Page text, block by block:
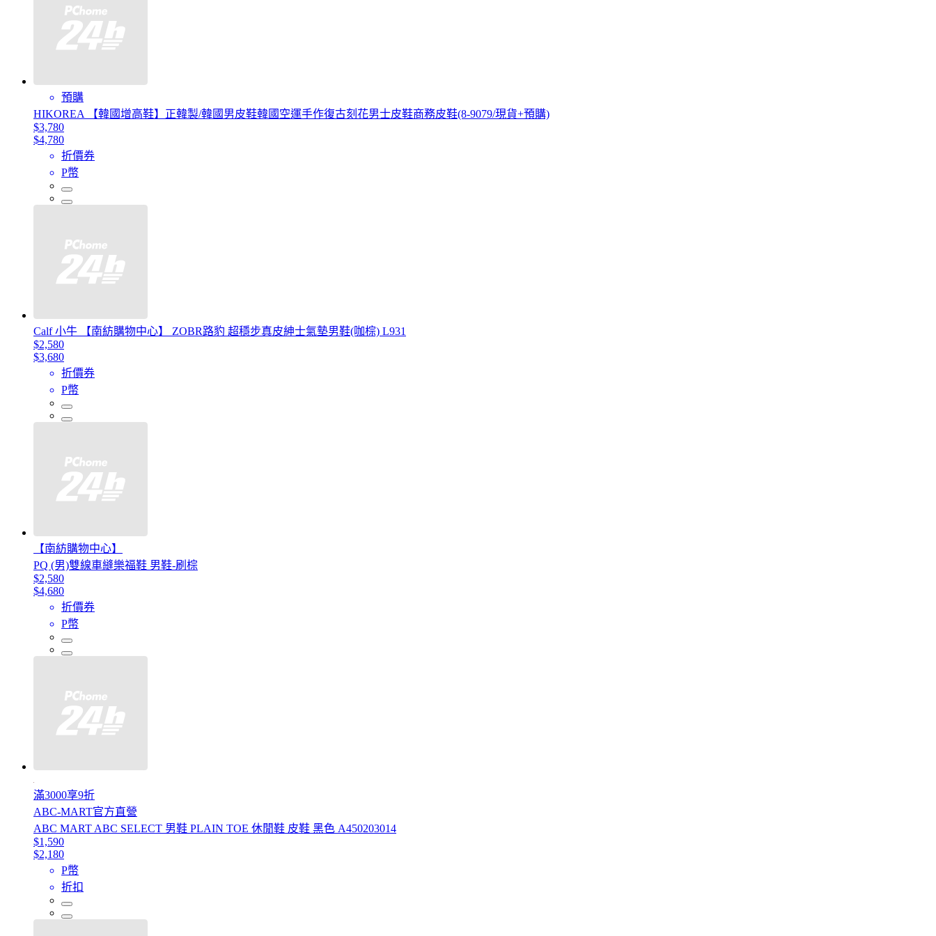
預購
HIKOREA 【韓國增高鞋】正韓製/韓國男皮鞋韓國空運手作復古刻花男士皮鞋商務皮鞋(8-9079/現貨+預購)
$3,780
$4,780
折價券
P幣
Calf 小牛 【南紡購物中心】 ZOBR路豹 超穩步真皮紳士氣墊男鞋(咖棕) L931
$2,580
$3,680
折價券
P幣
【南紡購物中心】
PQ (男)雙線車縫樂福鞋 男鞋-刷棕
$2,580
$4,680
折價券
P幣
滿3000享9折
ABC-MART官方直營
ABC MART ABC SELECT 男鞋 PLAIN TOE 休閒鞋 皮鞋 黑色 A450203014
$1,590
$2,180
P幣
折扣